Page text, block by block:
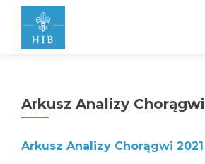
Arkusz Analizy Chorągwi
Arkusz Analizy Chorągwi 2021